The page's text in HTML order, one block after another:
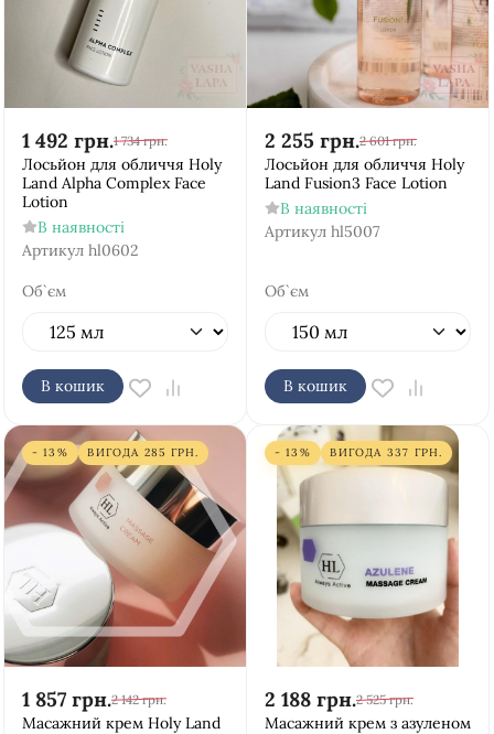
1 492 грн.1 734 грн.
Лосьйон для обличчя Holy
Land Alpha Complex Face
Lotion
В наявності
Артикул hl0602
Об`єм
В кошик
2 255 грн.2 601 грн.
Лосьйон для обличчя Holy
Land Fusion3 Face Lotion
В наявності
Артикул hl5007
Об`єм
В кошик
- 13% ВИГОДА 285 ГРН.
1 857 грн.2 142 грн.
Масажний крем Holy Land
- 13% ВИГОДА 337 ГРН.
2 188 грн.2 525 грн.
Масажний крем з азуленом